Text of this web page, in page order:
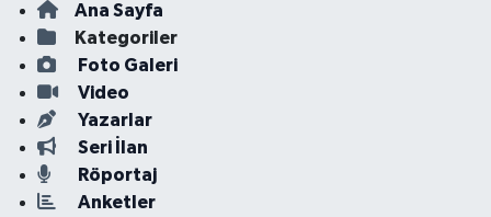
Ana Sayfa
Kategoriler
Foto Galeri
Video
Yazarlar
Seri İlan
Röportaj
Anketler